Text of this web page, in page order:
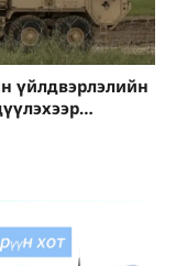
үйлдвэрлэлийн